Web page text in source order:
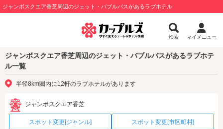
ジャンボスクエア香芝周辺のジェット・バブルバスがあるラブホテル
検索 マイメニュー
ジャンボスクエア香芝周辺のジェット・バブルバスがあるラブホテ
ル一覧
半径8km圏内に12軒のラブホテルがあります
ジャンボスクエア香芝
スポット変更[ジャンル] スポット変更[市区町村]